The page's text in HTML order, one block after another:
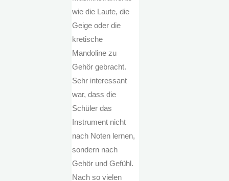
wie die Laute, die
Geige oder die
kretische
Mandoline zu
Gehör gebracht.
Sehr interessant
war, dass die
Schüler das
Instrument nicht
nach Noten lernen,
sondern nach
Gehör und Gefühl.
Nach so vielen